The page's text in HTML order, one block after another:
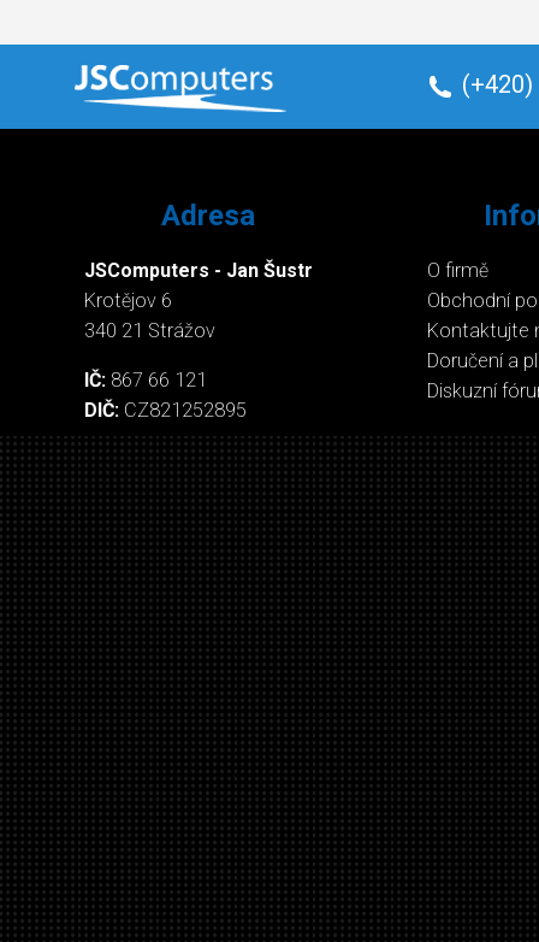
(+420)
Adresa
JSComputers - Jan Šustr
Krotějov 6
340 21 Strážov
IČ: 867 66 121
DIČ: CZ821252895
O firmě
Obchodní
Kontaktujte
Doručení a
Diskuzní